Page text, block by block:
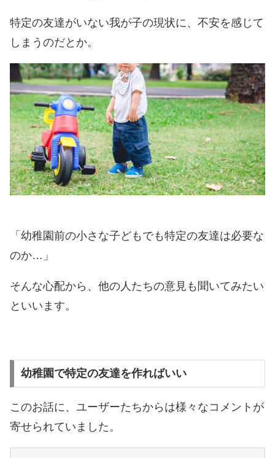
特定の友達がいない我が子の現状に、不安を感じて
しまうのだとか。
「幼稚園前の小さな子どもでも特定の友達は必要な
のか…」
そんな心配から、他の人たちの意見も聞いてみたい
といいます。
幼稚園で特定の友達を作ればいい
このお話に、ユーザーたちからは様々なコメントが
寄せられていました。